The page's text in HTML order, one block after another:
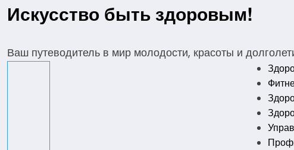
Перейти
Искусство быть здоровым!
Ваш путеводитель в мир молодости, красоты и